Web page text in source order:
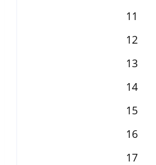
11
12
13
14
15
16
17